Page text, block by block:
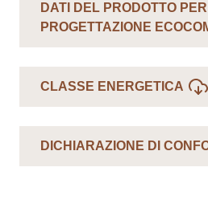
DATI DEL PRODOTTO
PROGETTAZIONE
CLASSE ENERGETICA
DICHIARAZIONE DI